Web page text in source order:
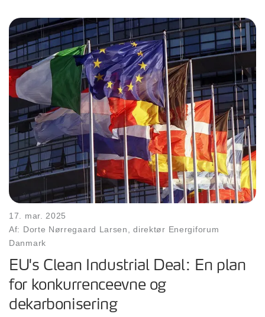
17. mar. 2025
Af: Dorte Nørregaard Larsen, direktør Energiforum
Danmark
EU's Clean Industrial Deal: En plan
for konkurrenceevne og
dekarbonisering